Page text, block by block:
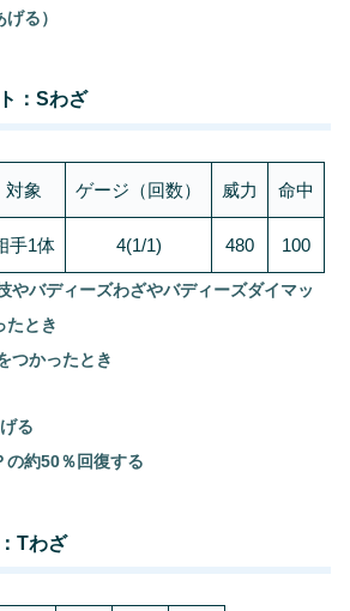
る）
：Sわざ
対象 ゲージ（回数） 威力 命中
手1体 4(1/1) 480 100
やバディーズわざやバディーズダイマッ
たとき
つかったとき
る
の約50％回復する
Tわざ